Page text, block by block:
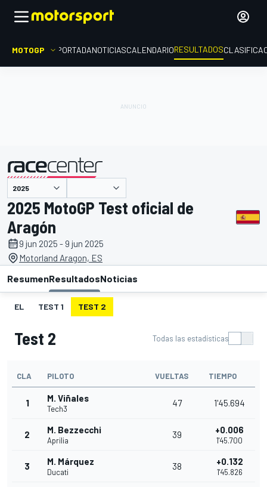
MOTOGP PORTADANOTICIASCALENDARIORESULTADOS
presentado por
2025 MotoGP Test oficial de
Aragón
9 jun 2025 - 9 jun 2025
Motorland Aragon, ES
ResumenResultadosNoticias
EL TEST 1 TEST 2
Test 2 Todas las estadísticas
CLA PILOTO VUELTAS TIEMPO
1 M. Viñales
Tech3
47 1'45.694
2 M. Bezzecchi
Aprilia
39 +0.006
1'45.700
3 M. Márquez
Ducati
38 +0.132
1'45.826